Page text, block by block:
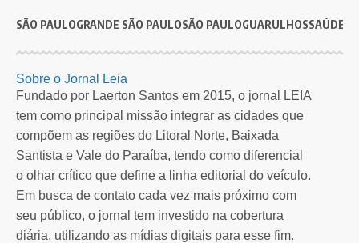
GUARULHOS VARIEDADES
Câmeras registram jaguatirica e outras espécies em
área de conservação em Guarulhos
Registros inéditos foram feitos por armadilhas fotográficas na Reserva
Biológica Burle Marx,…
SÃO PAULOGRANDE SÃO PAULOSÃO PAULOGUARULHOSSAÚDE
Sobre o Jornal Leia
Fundado por Laerton Santos em 2015, o jornal LEIA
tem como principal missão integrar as cidades que
compõem as regiões do Litoral Norte, Baixada
Santista e Vale do Paraíba, tendo como diferencial
o olhar crítico que define a linha editorial do veículo.
Em busca de contato cada vez mais próximo com
seu público, o jornal tem investido na cobertura
diária, utilizando as mídias digitais para esse fim.